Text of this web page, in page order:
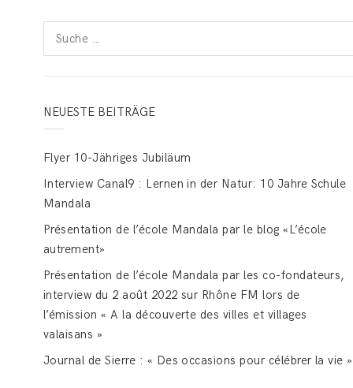
NEUESTE BEITRÄGE
Flyer 10-Jähriges Jubiläum
Interview Canal9 : Lernen in der Natur: 10 Jahre Schule
Mandala
Présentation de l’école Mandala par le blog «L’école
autrement»
Présentation de l’école Mandala par les co-fondateurs,
interview du 2 août 2022 sur Rhône FM lors de
l’émission « A la découverte des villes et villages
valaisans »
Journal de Sierre : « Des occasions pour célébrer la vie »